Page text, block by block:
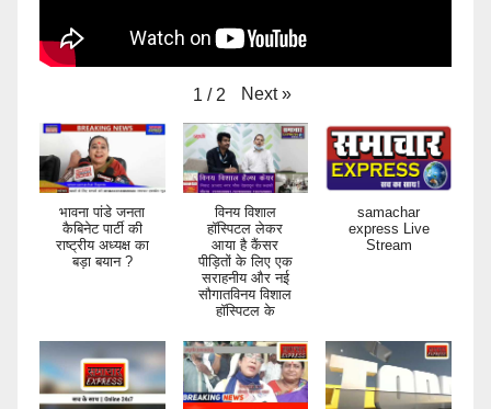
1 / 2 Next »
भावना पांडे जनता
कैबिनेट पार्टी की
राष्ट्रीय अध्यक्ष का
बड़ा बयान ?
विनय विशाल
हॉस्पिटल लेकर
आया है कैंसर
पीड़ितों के लिए एक
सराहनीय और नई
सौगातविनय विशाल
हॉस्पिटल के
samachar
express Live
Stream